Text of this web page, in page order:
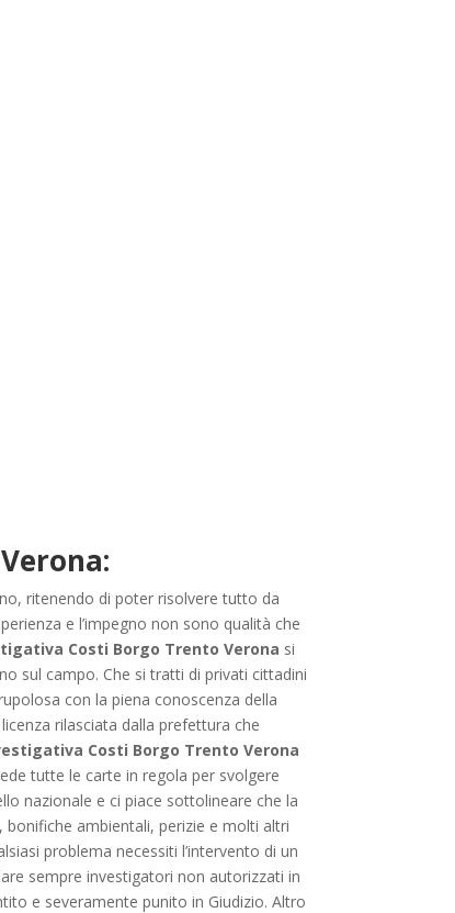
ritenendo di poter risolvere tutto da
e l’impegno non sono qualità che
Costi Borgo Trento Verona si
sul campo. Che si tratti di privati cittadini
con la piena conoscenza della
rilasciata dalla prefettura che
Costi Borgo Trento Verona
tutte le carte in regola per svolgere
nazionale e ci piace sottolineare che la
ambientali, perizie e molti altri
problema necessiti l’intervento di un
sempre investigatori non autorizzati in
e severamente punito in Giudizio. Altro